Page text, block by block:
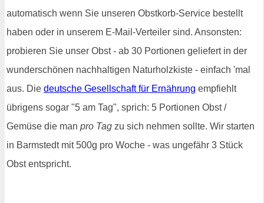
automatisch wenn Sie unseren Obstkorb-Service bestellt
haben oder in unserem E-Mail-Verteiler sind. Ansonsten:
probieren Sie unser Obst - ab 30 Portionen geliefert in der
wunderschönen nachhaltigen Naturholzkiste - einfach 'mal
aus. Die deutsche Gesellschaft für Ernährung empfiehlt
übrigens sogar "5 am Tag", sprich: 5 Portionen Obst /
Gemüse die man pro Tag zu sich nehmen sollte. Wir starten
in Barmstedt mit 500g pro Woche - was ungefähr 3 Stück
Obst entspricht.